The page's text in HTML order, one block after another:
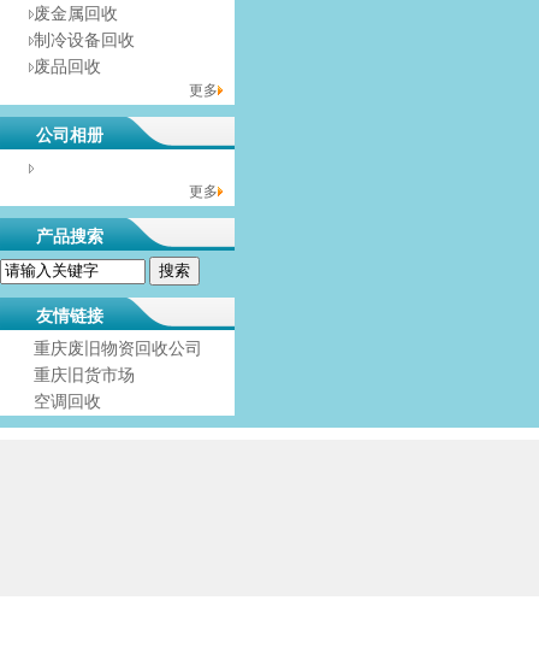
废金属回收
制冷设备回收
废品回收
更多
公司相册
没有相册分类！
更多
产品搜索
友情链接
重庆废旧物资回收公司
重庆旧货市场
空调回收